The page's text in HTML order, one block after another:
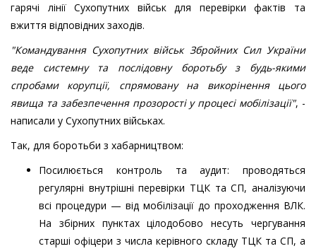
гарячі лінії Сухопутних військ для перевірки фактів та
вжиття відповідних заходів.
"Командування Сухопутних військ Збройних Сил України
веде системну та послідовну боротьбу з будь-якими
спробами корупції, спрямовану на викорінення цього
явища та забезпечення прозорості у процесі мобілізації", -
написали у Сухопутних військах.
Так, для боротьби з хабарництвом:
Посилюється контроль та аудит: проводяться
регулярні внутрішні перевірки ТЦК та СП, аналізуючи
всі процедури — від мобілізації до проходження ВЛК.
На збірних пунктах цілодобово несуть чергування
старші офіцери з числа керівного складу ТЦК та СП, а